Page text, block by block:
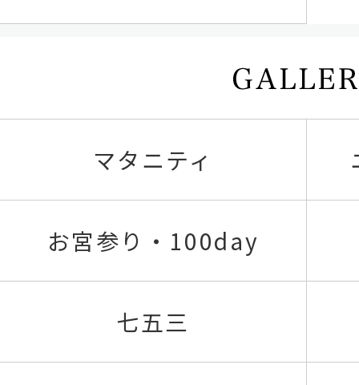
マタニティ
お宮参り・100day
七五三